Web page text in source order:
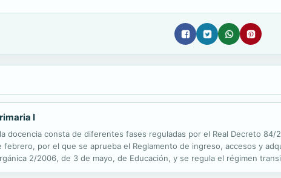
I
docencia consta de diferentes fases reguladas por el Real Decreto
febrero, por el que se aprueba el Reglamento de ingreso, accesos y
2/2006, de 3 de mayo, de Educación, y se regula el régimen